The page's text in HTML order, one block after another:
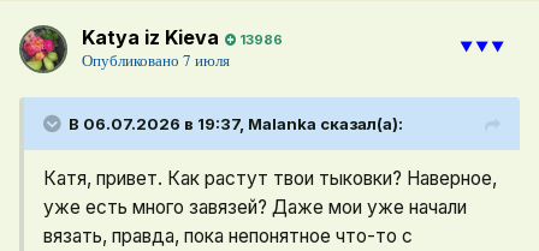
Katya iz Kieva 13986
Опубликовано 7 июля
⯆⯆⯆
В 06.07.2026 в 19:37, Malanka сказал(а):
Катя, привет. Как растут твои тыковки? Наверное,
уже есть много завязей? Даже мои уже начали
вязать, правда, пока непонятное что-то с